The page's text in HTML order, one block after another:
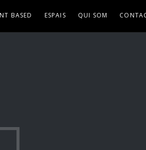
BASED ESPAIS QUI SOM